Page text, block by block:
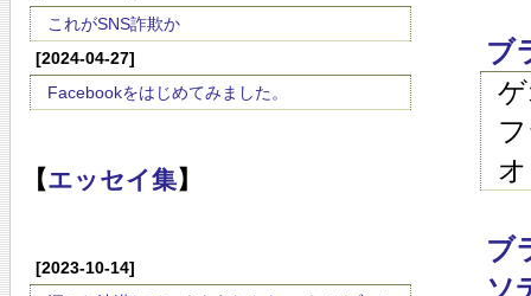
これがSNS詐欺か
[2024-04-27]
Facebookをはじめてみました。
【エッセイ集】
[2023-10-14]
ブ
ブ
ソ